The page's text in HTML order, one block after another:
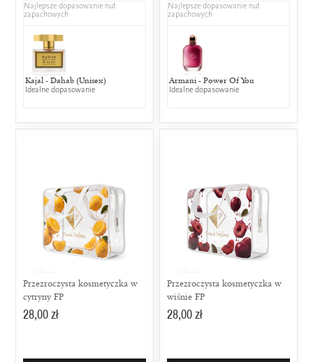
Najlepsze dopasowanie nut
zapachowych
Kajal - Dahab (Unisex)
Idealne dopasowanie
Najlepsze dopasowanie nut
zapachowych
Armani - Power Of You
Idealne dopasowanie
Przezroczysta kosmetyczka w
cytryny FP
28,00 zł
Przezroczysta kosmetyczka w
wiśnie FP
28,00 zł